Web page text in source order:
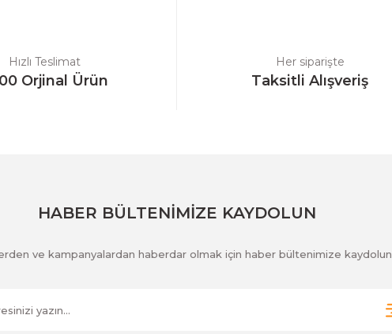
Hızlı Teslimat
Orjinal Ürün
Her siparişte
Taksitli Alışveriş
HABER BÜLTENİMİZE KAYDOLUN
ve kampanyalardan haberdar olmak için haber bültenimize kaydolun